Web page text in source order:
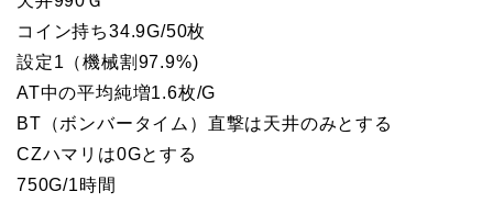
コイン持ち34.9G/50枚
設定1（機械割97.9%)
AT中の平均純増1.6枚/G
BT（ボンバータイム）直撃は天井のみとする
CZハマリは0Gとする
750G/1時間